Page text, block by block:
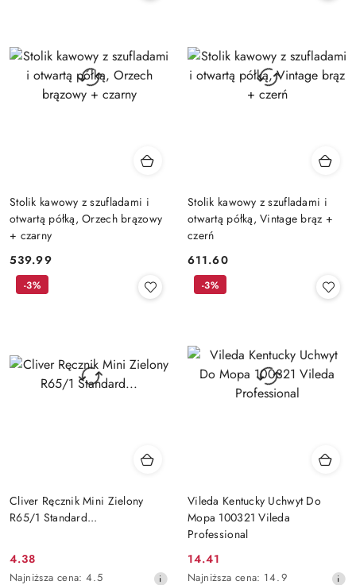
Stolik kawowy z szufladami i
otwartą półką, Orzech brązowy
+ czarny
Cena:
539.99
Stolik kawowy z szufladami i
otwartą półką, Vintage brąz +
czerń
Cena:
611.60
Cliver Ręcznik Mini Zielony
R65/1 Standard...
Cena
4.38
Najniższa
Najniższa cena: 4.5
-3%
Vileda Kentucky Uchwyt Do
Mopa 100321 Vileda
Professional
Cena
14.41
Najniższa
Najniższa cena: 14.9
-3%